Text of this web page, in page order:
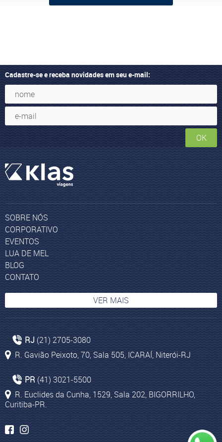
Cadastre-se e receba novidades em seu e-mail:
OK
SOBRE NÓS
CORPORATIVO
EVENTOS
LUA DE MEL
BLOG
CONTATO
VER MAIS
Pacotes aéreos para Cape Town
Johanesburgo
RJ (21) 2705-3080
R. Gavião Peixoto, 70, Sala 505, ICARAÍ, Niterói-RJ
PR (41) 3021-5500
R. Euclides da Cunha, 1529, Sala 202, BIGORRILHO,
Curitiba-PR.